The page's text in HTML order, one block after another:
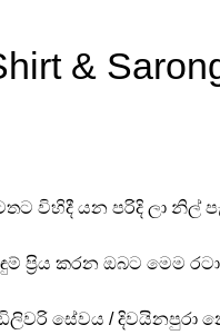
&
විහිදී යන පරිදි ලා නිල්
ප්‍රිය කරන ඔබට මෙම
සේවය / දිවයිනපුරා